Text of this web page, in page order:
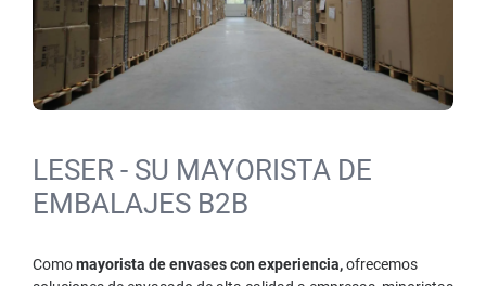
LESER - SU MAYORISTA DE
EMBALAJES B2B
Comomayorista de envases con experiencia,ofrecemos